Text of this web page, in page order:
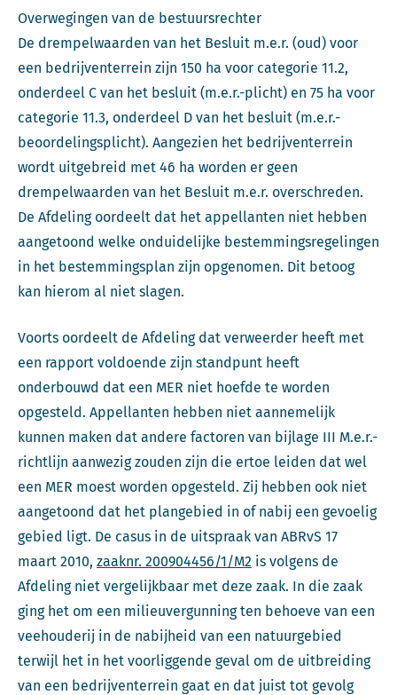
Overwegingen van de bestuursrechter
De drempelwaarden van het Besluit m.e.r. (oud) voor
een bedrijventerrein zijn 150 ha voor categorie 11.2,
onderdeel C van het besluit (m.e.r.-plicht) en 75 ha voor
categorie 11.3, onderdeel D van het besluit (m.e.r.-
beoordelingsplicht). Aangezien het bedrijventerrein
wordt uitgebreid met 46 ha worden er geen
drempelwaarden van het Besluit m.e.r. overschreden.
De Afdeling oordeelt dat het appellanten niet hebben
aangetoond welke onduidelijke bestemmingsregelingen
in het bestemmingsplan zijn opgenomen. Dit betoog
kan hierom al niet slagen.
Voorts oordeelt de Afdeling dat verweerder heeft met
een rapport voldoende zijn standpunt heeft
onderbouwd dat een MER niet hoefde te worden
opgesteld. Appellanten hebben niet aannemelijk
kunnen maken dat andere factoren van bijlage III M.e.r.-
richtlijn aanwezig zouden zijn die ertoe leiden dat wel
een MER moest worden opgesteld. Zij hebben ook niet
aangetoond dat het plangebied in of nabij een gevoelig
gebied ligt. De casus in de uitspraak van ABRvS 17
maart 2010, zaaknr. 200904456/1/M2 is volgens de
Afdeling niet vergelijkbaar met deze zaak. In die zaak
ging het om een milieuvergunning ten behoeve van een
veehouderij in de nabijheid van een natuurgebied
terwijl het in het voorliggende geval om de uitbreiding
van een bedrijventerrein gaat en dat juist tot gevolg